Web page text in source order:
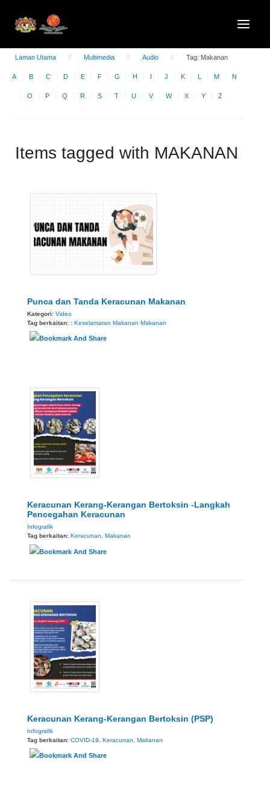
Laman Utama Multimedia Audio Tag: Makanan
A B C D E F G H I J K L M N
O P Q R S T U V W X Y Z
Items tagged with MAKANAN
Punca dan Tanda Keracunan Makanan
Kategori: Video
Tag berkaitan: : Keselamatan Makanan Makanan
Keracunan Kerang-Kerangan Bertoksin -Langkah
Pencegahan Keracunan
Infografik
Tag berkaitan: Keracunan, Makanan
Keracunan Kerang-Kerangan Bertoksin (PSP)
Infografik
Tag berkaitan: COVID-19, Keracunan, Makanan